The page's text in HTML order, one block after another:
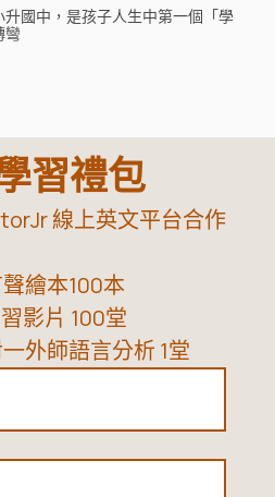
升國中，是孩子人生中第一個「學
彎
習禮包
線上英文平台合作
繪本100本
影片 100堂
外師語言分析 1堂